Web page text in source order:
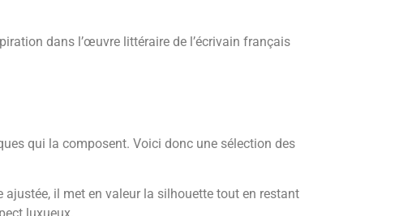
dans l’œuvre littéraire de l’écrivain français
qui la composent. Voici donc une sélection des
ajustée, il met en valeur la silhouette tout en restant